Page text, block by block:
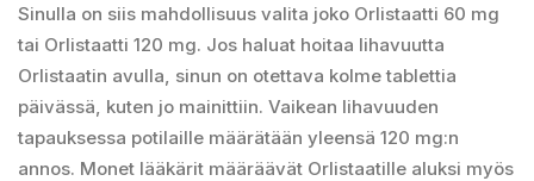
Sinulla on siis mahdollisuus valita joko Orlistaatti 60 mg
tai Orlistaatti 120 mg. Jos haluat hoitaa lihavuutta
Orlistaatin avulla, sinun on otettava kolme tablettia
päivässä, kuten jo mainittiin. Vaikean lihavuuden
tapauksessa potilaille määrätään yleensä 120 mg:n
annos. Monet lääkärit määräävät Orlistaatille aluksi myös